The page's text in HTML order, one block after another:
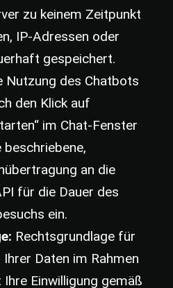
zu keinem Zeitpunkt
IP-Adressen oder
gespeichert.
Nutzung des Chatbots
den Klick auf
im Chat-Fenster
beschriebene,
an die
für die Dauer des
ein.
Rechtsgrundlage für
Daten im Rahmen
Einwilligung gemäß